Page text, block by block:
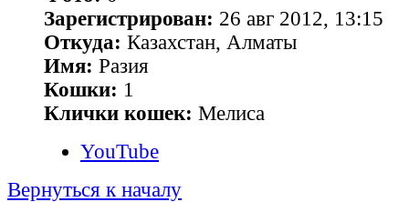
Зарегистрирован: 26 авг 2012, 13:15
Откуда: Казахстан, Алматы
Имя: Разия
Кошки: 1
Клички кошек: Мелиса
YouTube
Вернуться к началу